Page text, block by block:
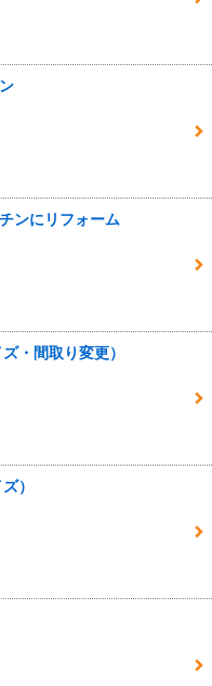
ンにリフォーム
・間取り変更）
）